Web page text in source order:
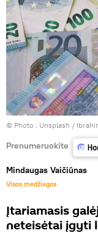
© Photo : Unsplash /
Prenumeruokite
Mindaugas Vaičiūnas
Visos medžiagos
Įtariamasis
neteisėtai įgyti